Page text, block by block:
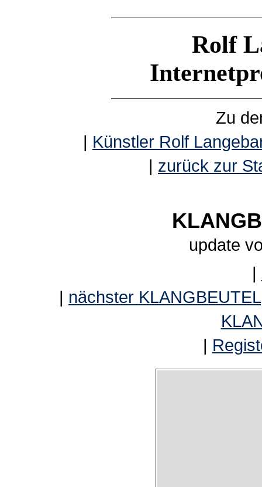
Rolf
Zu
| Künstler Rolf
| zurück zur
update
|
| nächster KLANGBEUTEL
|